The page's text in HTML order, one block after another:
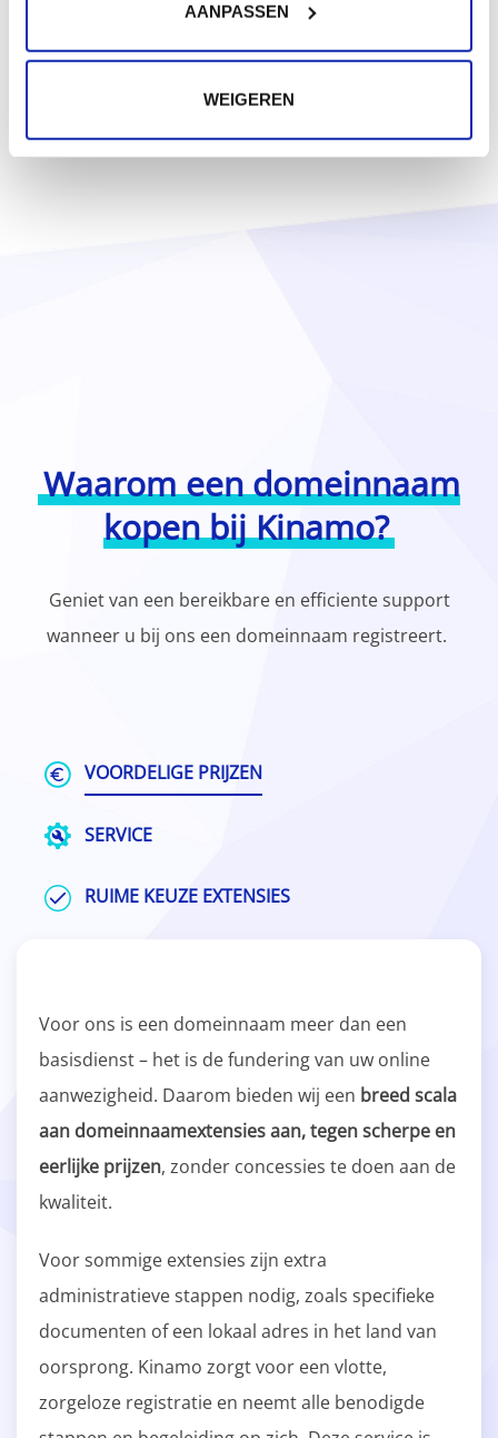
AANPASSEN
WEIGEREN
Waarom een domeinnaam
kopen bij Kinamo?
Geniet van een bereikbare en efficiente support
wanneer u bij ons een domeinnaam registreert.
VOORDELIGE PRIJZEN
SERVICE
RUIME KEUZE EXTENSIES
Voor ons is een domeinnaam meer dan een
basisdienst – het is de fundering van uw online
aanwezigheid. Daarom bieden wij een breed scala
aan domeinnaamextensies aan, tegen scherpe en
eerlijke prijzen, zonder concessies te doen aan de
kwaliteit.
Voor sommige extensies zijn extra
administratieve stappen nodig, zoals specifieke
documenten of een lokaal adres in het land van
oorsprong. Kinamo zorgt voor een vlotte,
zorgeloze registratie en neemt alle benodigde